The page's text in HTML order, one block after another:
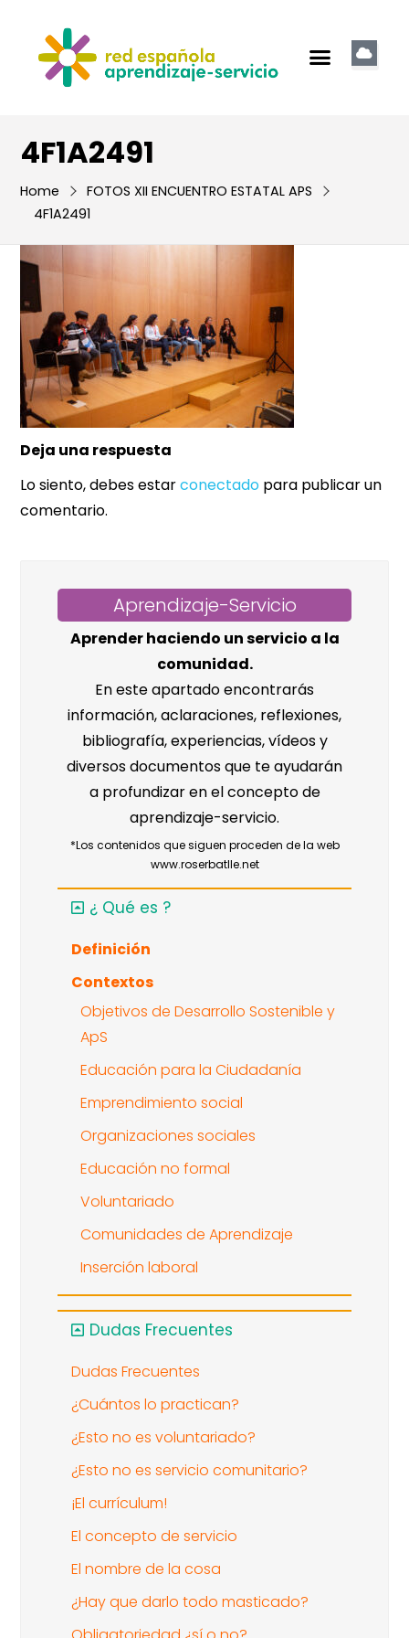
4F1A2491
Home
FOTOS XII ENCUENTRO ESTATAL APS
4F1A2491
Deja una respuesta
Lo siento, debes estarconectado para publicar un
comentario.
Aprendizaje-Servicio
Aprender haciendo un servicio a la
comunidad.
En este apartado encontrarás
información, aclaraciones, reflexiones,
bibliografía, experiencias, vídeos y
diversos documentos que te ayudarán
a profundizar en el concepto de
aprendizaje-servicio.
*Los contenidos que siguen proceden de la web
www.roserbatlle.net
¿ Qué es ?
Definición
Contextos
Objetivos de Desarrollo Sostenible y
ApS
Educación para la Ciudadanía
Emprendimiento social
Organizaciones sociales
Educación no formal
Voluntariado
Comunidades de Aprendizaje
Inserción laboral
Dudas Frecuentes
Dudas Frecuentes
¿Cuántos lo practican?
¿Esto no es voluntariado?
¿Esto no es servicio comunitario?
¡El currículum!
El concepto de servicio
El nombre de la cosa
¿Hay que darlo todo masticado?